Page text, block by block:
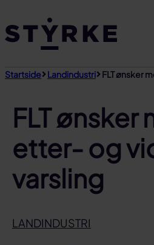
til
innhold
Startside Landindustri FLT ønsker
FLT ønsker
etter- og
varsling
LANDINDUSTRI